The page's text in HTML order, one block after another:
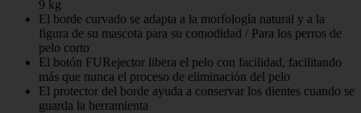
9 kg
El borde curvado se adapta a la morfología natural y a la
figura de su mascota para su comodidad / Para los perros de
pelo corto
El botón FURejector libera el pelo con facilidad, facilitando
más que nunca el proceso de eliminación del pelo
El protector del borde ayuda a conservar los dientes cuando se
guarda la herramienta